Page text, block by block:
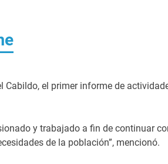
Cabildo, el primer informe de
y trabajado a fin de continuar
de la población”, mencionó.